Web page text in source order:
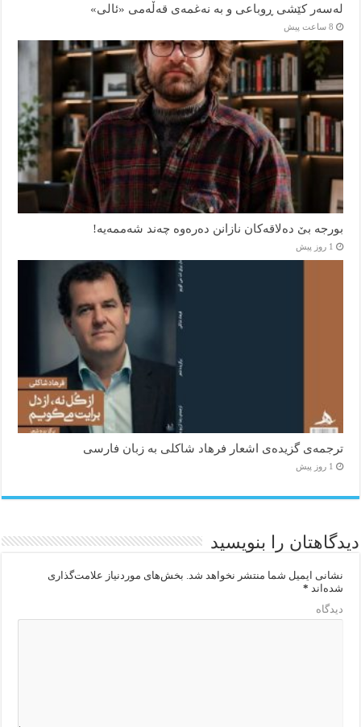
لەسەر کێشی ڕوباعی و به نەغمەی قەڵەمی «ئالی»
8 ساعت پیش
بورجە بێ دەلاقەکان نازانن دەرەوە چەند شەممەیە!
1 روز پیش
ترجمه‌ی گزیده‌‌ی اشعار فرهاد شاکلی به زبان فارسی
1 روز پیش
دیدگاهتان را بنویسید
نشانی ایمیل شما منتشر نخواهد شد. بخش‌های موردنیاز علامت‌گذاری
شده‌اند *
دیدگاه